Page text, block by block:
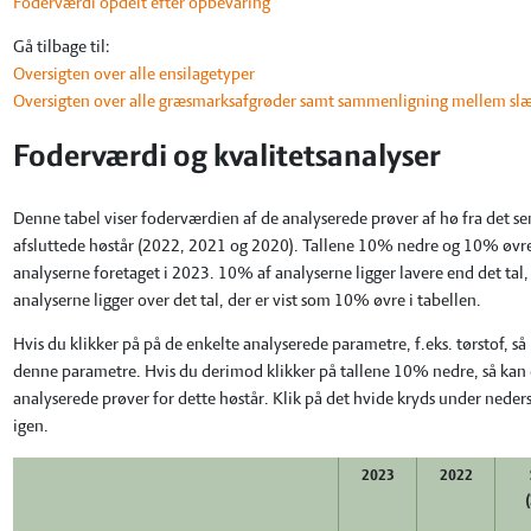
Gå tilbage til:
Oversigten over alle ensilagetyper
Oversigten over alle græsmarksafgrøder samt sammenligning mellem
Foderværdi og kvalitetsanalyser
Denne tabel viser foderværdien af de analyserede prøver af hø fra det
afsluttede høstår (2022, 2021 og 2020). Tallene 10% nedre og 10%
analyserne foretaget i 2023. 10% af analyserne ligger lavere end det
analyserne ligger over det tal, der er vist som 10% øvre i tabellen.
Hvis du klikker på på de enkelte analyserede parametre, f.eks. tørstof,
denne parametre. Hvis du derimod klikker på tallene 10% nedre, så
analyserede prøver for dette høstår. Klik på det hvide kryds under
igen.
2023 2022